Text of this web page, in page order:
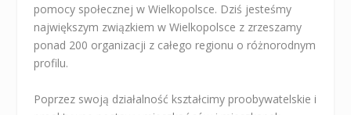
pomocy społecznej w Wielkopolsce. Dziś jesteśmy
największym związkiem w Wielkopolsce z zrzeszamy
ponad 200 organizacji z całego regionu o różnorodnym
profilu.
Poprzez swoją działalność kształcimy proobywatelskie i